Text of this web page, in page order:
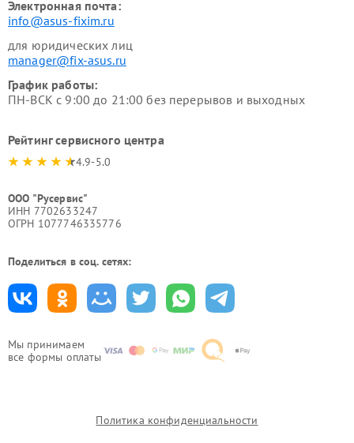
Мы принимаем
все формы оплаты
Электронная почта:
info@asus-fixim.ru
для юридических лиц
manager@fix-asus.ru
График работы:
ПН-ВСК с 9:00 до 21:00 без перерывов и выходных
Рейтинг сервисного центра
4.9-5.0
ООО "Русервис"
ИНН 7702633247
ОГРН 1077746335776
Поделиться в соц. сетях:
Политика конфиденциальности